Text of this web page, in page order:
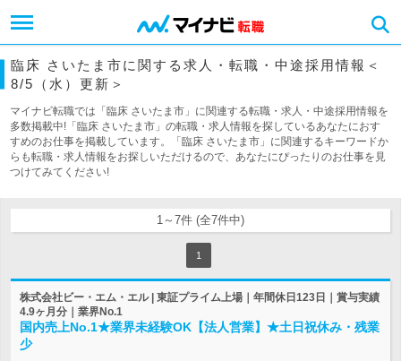
臨床 さいたま市に関する求人・転職・中途採用情報＜
8/5（水）更新＞
マイナビ転職では「臨床 さいたま市」に関連する転職・求人・中途採用情報を
多数掲載中!「臨床 さいたま市」の転職・求人情報を探しているあなたにおす
すめのお仕事を掲載しています。「臨床 さいたま市」に関連するキーワードか
らも転職・求人情報をお探しいただけるので、あなたにぴったりのお仕事を見
つけてみてください!
1～7件 (全7件中)
1
株式会社ビー・エム・エル | 東証プライム上場｜年間休日123日｜賞与実績
4.9ヶ月分｜業界No.1
国内売上No.1★業界未経験OK【法人営業】★土日祝休み・残業
少